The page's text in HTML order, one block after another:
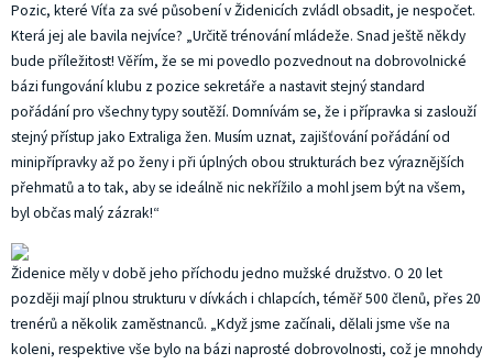
Pozic, které Víťa za své působení v Židenicích zvládl obsadit, je nespočet.
Která jej ale bavila nejvíce? „Určitě trénování mládeže. Snad ještě někdy
bude příležitost! Věřím, že se mi povedlo pozvednout na dobrovolnické
bázi fungování klubu z pozice sekretáře a nastavit stejný standard
pořádání pro všechny typy soutěží. Domnívám se, že i přípravka si zaslouží
stejný přístup jako Extraliga žen. Musím uznat, zajišťování pořádání od
minipřípravky až po ženy i při úplných obou strukturách bez výraznějších
přehmatů a to tak, aby se ideálně nic nekřížilo a mohl jsem být na všem,
byl občas malý zázrak!“
Židenice měly v době jeho příchodu jedno mužské družstvo. O 20 let
později mají plnou strukturu v dívkách i chlapcích, téměř 500 členů, přes 20
trenérů a několik zaměstnanců. „Když jsme začínali, dělali jsme vše na
koleni, respektive vše bylo na bázi naprosté dobrovolnosti, což je mnohdy